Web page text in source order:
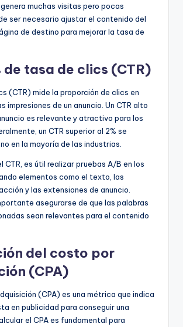
muchas visitas pero pocas
ser necesario ajustar el contenido del
de destino para mejorar la tasa de
de tasa de clics (CTR)
(CTR) mide la proporción de clics en
impresiones de un anuncio. Un CTR alto
es relevante y atractivo para los
un CTR superior al 2% se
en la mayoría de las industrias.
CTR, es útil realizar pruebas A/B en los
elementos como el texto, las
y las extensiones de anuncio.
asegurarse de que las palabras
sean relevantes para el contenido
del costo por
(CPA)
(CPA) es una métrica que indica
en publicidad para conseguir una
el CPA es fundamental para